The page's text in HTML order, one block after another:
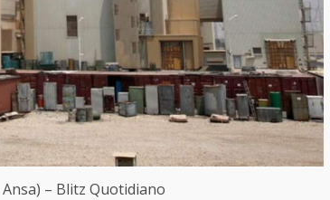
– Blitz Quotidiano